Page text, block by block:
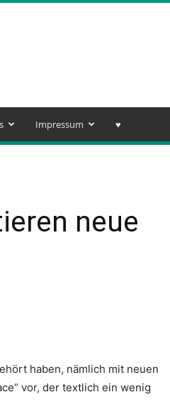
Impressum ♥️
neue
haben, nämlich mit neuen
vor, der textlich ein wenig